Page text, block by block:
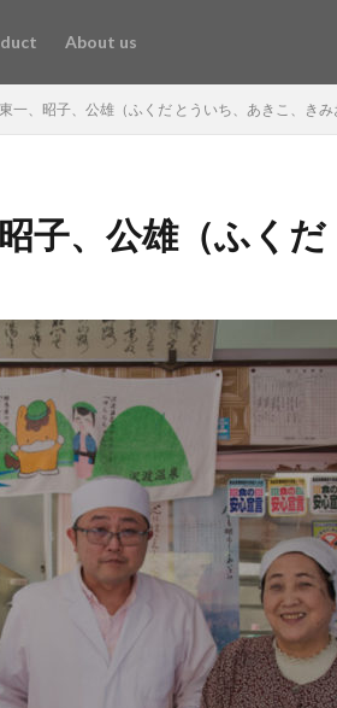
About us
一、昭子、公雄（ふくだ とういち、あきこ、きみ
子、公雄（ふく